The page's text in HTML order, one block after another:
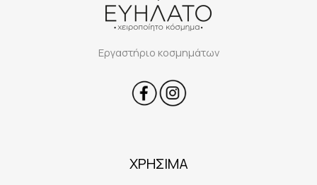
Εργαστήριο κοσμημάτων
ΧΡΗΣΙΜΑ